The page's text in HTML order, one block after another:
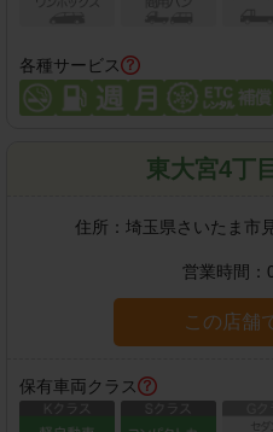
各種サービス
東大宮4丁
住所： 埼玉県さいたま市
営業時間：
この店舗
保有車両クラス